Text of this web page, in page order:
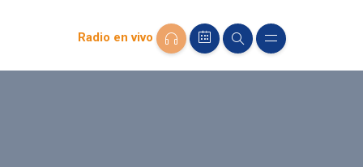
Radio en vivo